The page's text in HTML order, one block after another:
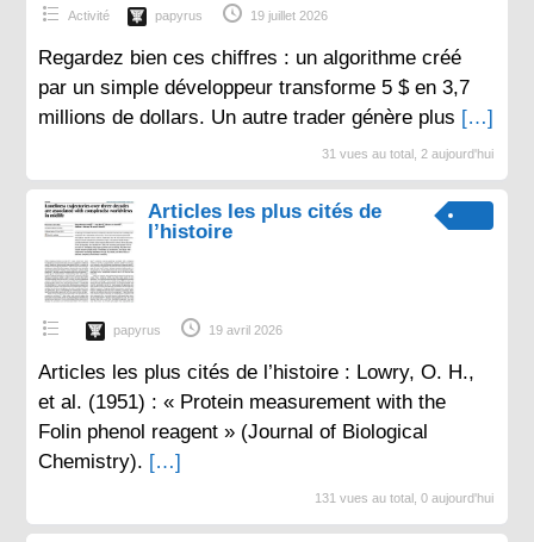
Activité papyrus 19 juillet 2026
Regardez bien ces chiffres : un algorithme créé
par un simple développeur transforme 5 $ en 3,7
millions de dollars. Un autre trader génère plus […]
31 vues au total, 2 aujourd'hui
Articles les plus cités de
l’histoire
papyrus 19 avril 2026
Articles les plus cités de l’histoire : Lowry, O. H.,
et al. (1951) : « Protein measurement with the
Folin phenol reagent » (Journal of Biological
Chemistry). […]
131 vues au total, 0 aujourd'hui